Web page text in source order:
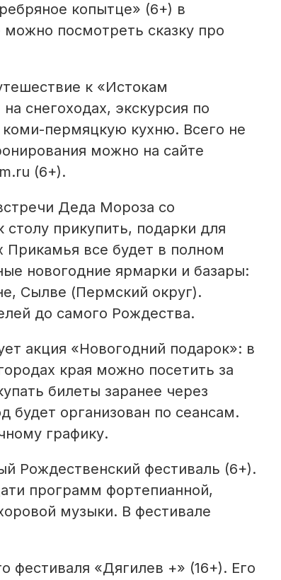
копытце» (6+) в
посмотреть сказку про
к «Истокам
снегоходах, экскурсия по
пермяцкую кухню. Всего не
можно на сайте
(6+).
Деда Мороза со
прикупить, подарки для
Прикамья все будет в полном
новогодние ярмарки и базары:
Сылве (Пермский округ).
до самого Рождества.
акция «Новогодний подарок»: в
края можно посетить за
билеты заранее через
организован по сеансам.
графику.
Рождественский фестиваль (6+).
программ фортепианной,
музыки. В фестивале
фестиваля «Дягилев +» (16+). Его